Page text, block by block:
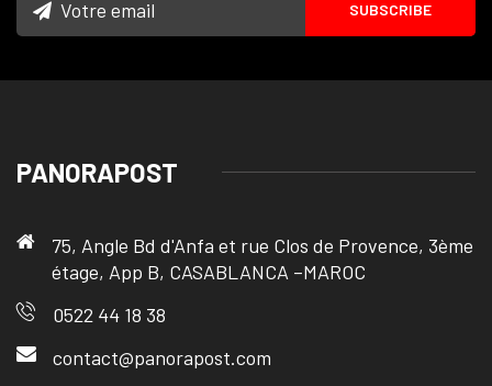
PANORAPOST
75, Angle Bd d'Anfa et rue Clos de Provence, 3ème
étage, App B, CASABLANCA –MAROC
0522 44 18 38
contact@panorapost.com